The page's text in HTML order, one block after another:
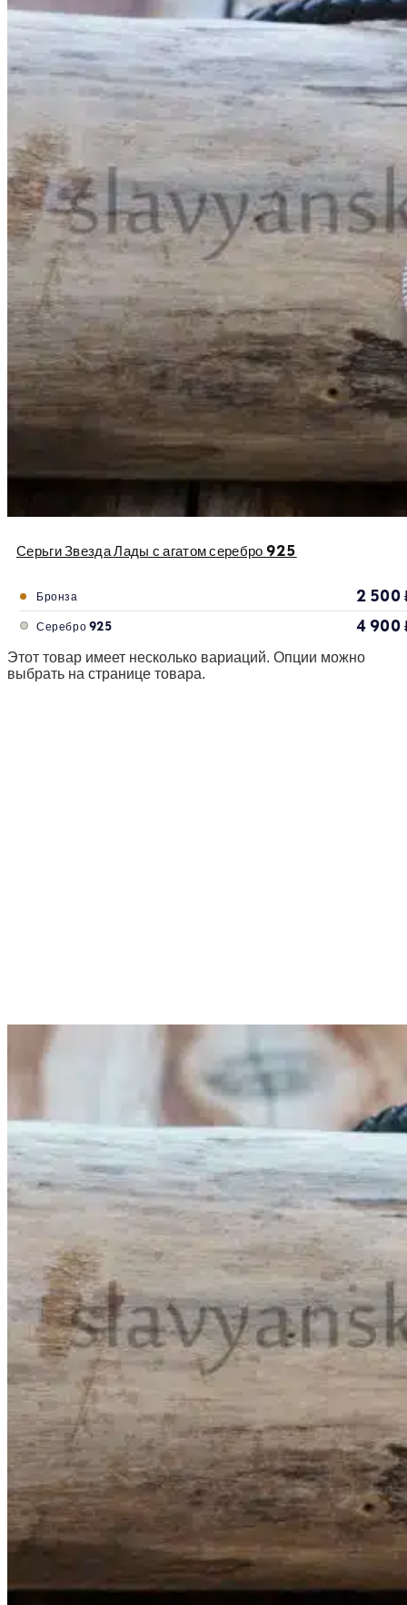
Серьги Звезда Лады с агатом серебро 925
Бронза 2 500
Серебро 925 4 900
Этот товар имеет несколько вариаций. Опции можно
выбрать на странице товара.